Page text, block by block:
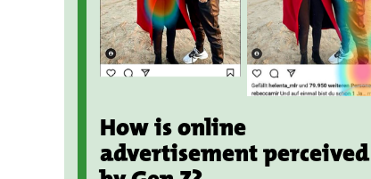
How is online
advertisement perceived